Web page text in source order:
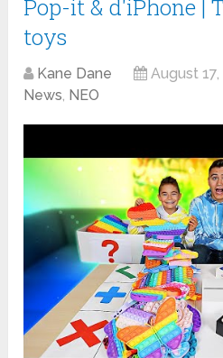
Pop-it & d'iPhone |
toys
Kane Dane August 17,
News, NEO